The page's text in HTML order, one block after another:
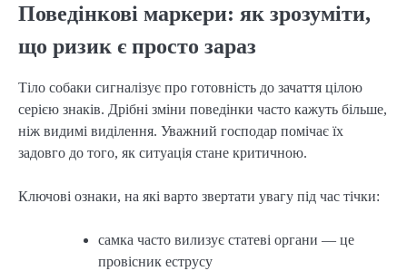
Поведінкові маркери: як зрозуміти,
що ризик є просто зараз
Тіло собаки сигналізує про готовність до зачаття цілою
серією знаків. Дрібні зміни поведінки часто кажуть більше,
ніж видимі виділення. Уважний господар помічає їх
задовго до того, як ситуація стане критичною.
Ключові ознаки, на які варто звертати увагу під час тічки:
самка часто вилизує статеві органи — це
провісник еструсу